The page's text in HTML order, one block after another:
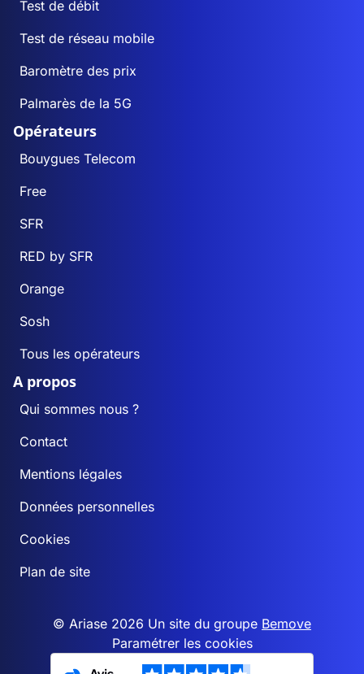
Test de débit
Test de réseau mobile
Baromètre des prix
Palmarès de la 5G
Opérateurs
Bouygues Telecom
Free
SFR
RED by SFR
Orange
Sosh
Tous les opérateurs
A propos
Qui sommes nous ?
Contact
Mentions légales
Données personnelles
Cookies
Plan de site
© Ariase 2026 Un site du groupe Bemove
Paramétrer les cookies